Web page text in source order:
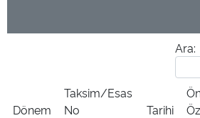
Ara:
Dönem
Taksim/Esas
No
Tarihi